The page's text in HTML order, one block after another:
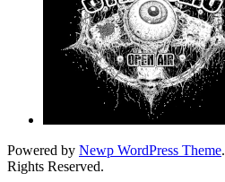
Powered by Newp WordPress Theme.
Rights Reserved.